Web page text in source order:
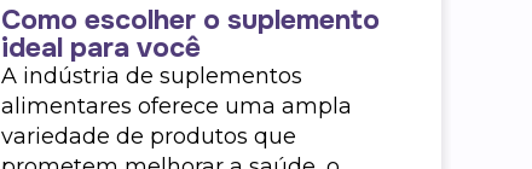
Como escolher o suplemento
ideal para você
A indústria de suplementos
alimentares oferece uma ampla
variedade de produtos que